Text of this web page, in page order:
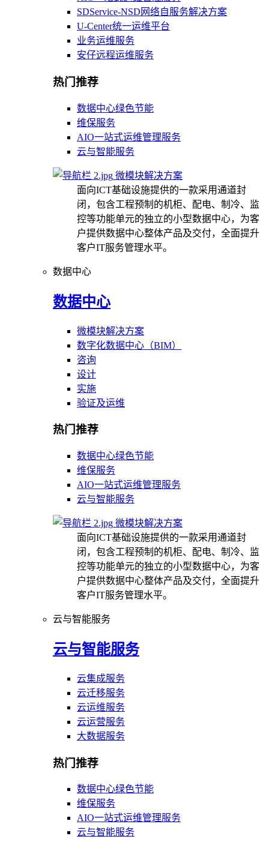
SDService-NSD网络自服务解决方案
U-Center统一运维平台
业务运维服务
安仔远程运维服务
热门推荐
数据中心绿色节能
维保服务
AIO一站式运维管理服务
云与智能服务
微模块解决方案
面向ICT基础设施提供的一款采用通道封
闭，包含工程预制的机柜、配电、制冷、监
控等功能单元的独立的小型数据中心，为客
户提供数据中心整体产品及交付，全面提升
客户IT服务管理水平。
数据中心
数据中心
微模块解决方案
数字化数据中心（BIM）
咨询
设计
实施
验证及运维
热门推荐
数据中心绿色节能
维保服务
AIO一站式运维管理服务
云与智能服务
微模块解决方案
面向ICT基础设施提供的一款采用通道封
闭，包含工程预制的机柜、配电、制冷、监
控等功能单元的独立的小型数据中心，为客
户提供数据中心整体产品及交付，全面提升
客户IT服务管理水平。
云与智能服务
云与智能服务
云集成服务
云迁移服务
云运维服务
云运营服务
大数据服务
热门推荐
数据中心绿色节能
维保服务
AIO一站式运维管理服务
云与智能服务